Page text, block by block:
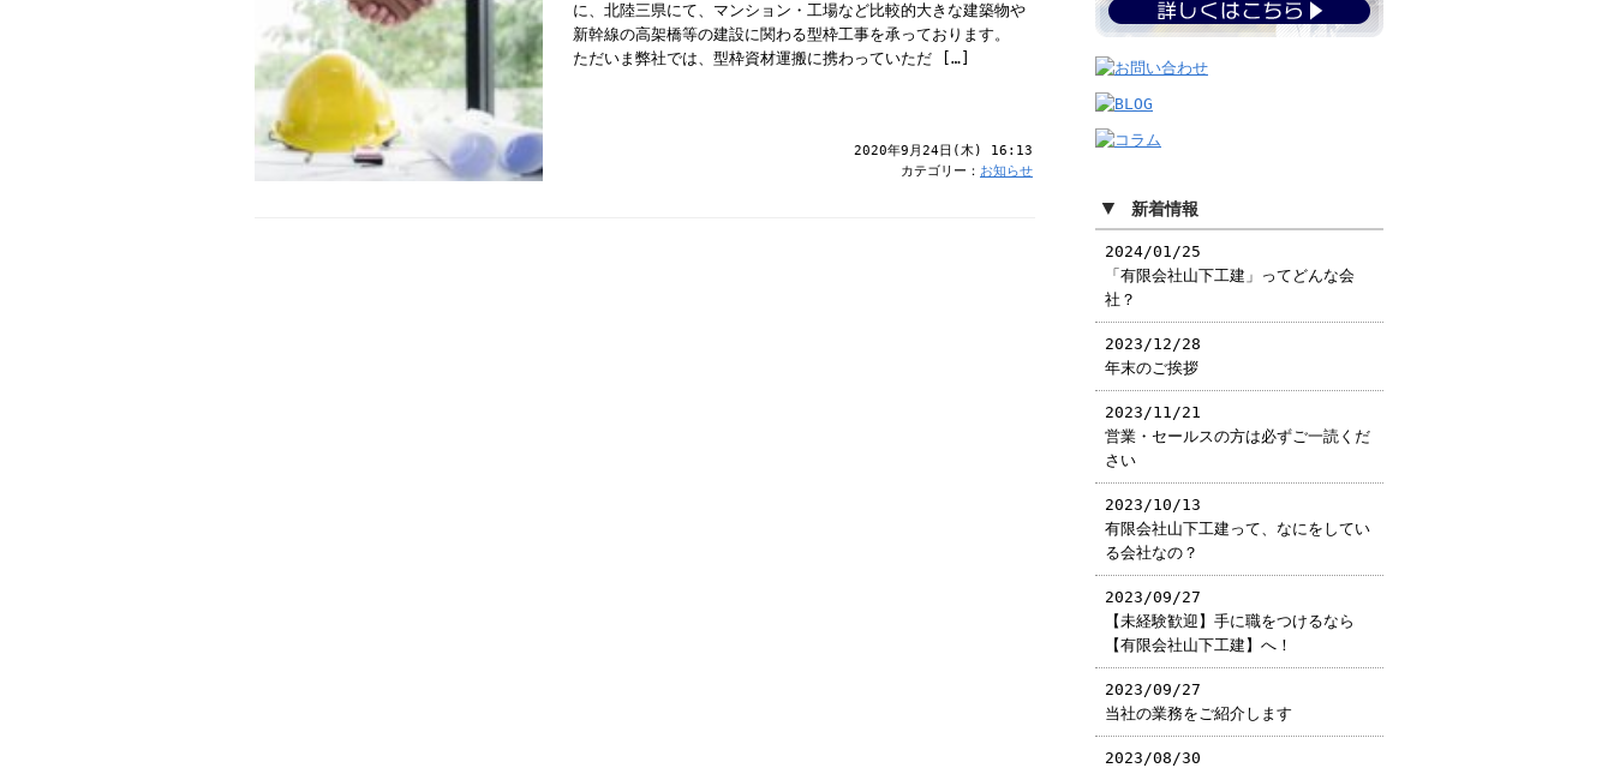
に、北陸三県にて、マンション・工場など比較的大きな建築物や
新幹線の高架橋等の建設に関わる型枠工事を承っております。
ただいま弊社では、型枠資材運搬に携わっていただ […]
2020年9月24日(木) 16:13
カテゴリー： お知らせ
▼ 新着情報
2024/01/25
「有限会社山下工建」ってどんな会
社？
2023/12/28
年末のご挨拶
2023/11/21
営業・セールスの方は必ずご一読くだ
さい
2023/10/13
有限会社山下工建って、なにをしてい
る会社なの？
2023/09/27
【未経験歓迎】手に職をつけるなら
【有限会社山下工建】へ！
2023/09/27
当社の業務をご紹介します
2023/08/30